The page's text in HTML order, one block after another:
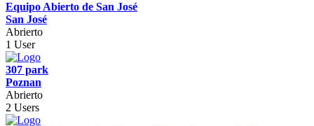
Equipo Abierto de San José
San José
Abrierto
1 User
307 park
Poznan
Abrierto
2 Users